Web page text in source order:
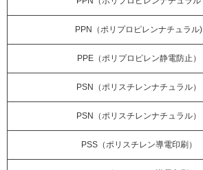
PPN（ポリプロピレンナチュラル)
PPE（ポリプロピレン静電防止）
PSN（ポリスチレンナチュラル）
PSN（ポリスチレンナチュラル）
PSS（ポリスチレン導電印刷）